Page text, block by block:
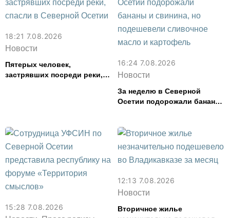
18:21 7.08.2026
Новости
Пятерых человек,
застрявших посреди реки,
16:24 7.08.2026
Новости
За неделю в Северной
Осетии подорожали бананы
картофель
15:28 7.08.2026
12:13 7.08.2026
Новости
Вторичное жилье